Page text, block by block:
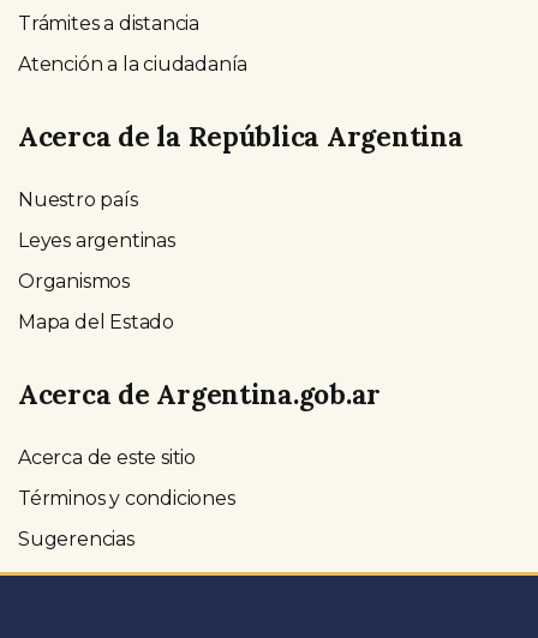
Trámites a distancia
Atención a la ciudadanía
Acerca de la República Argentina
Nuestro país
Leyes argentinas
Organismos
Mapa del Estado
Acerca de Argentina.gob.ar
Acerca de este sitio
Términos y condiciones
Sugerencias